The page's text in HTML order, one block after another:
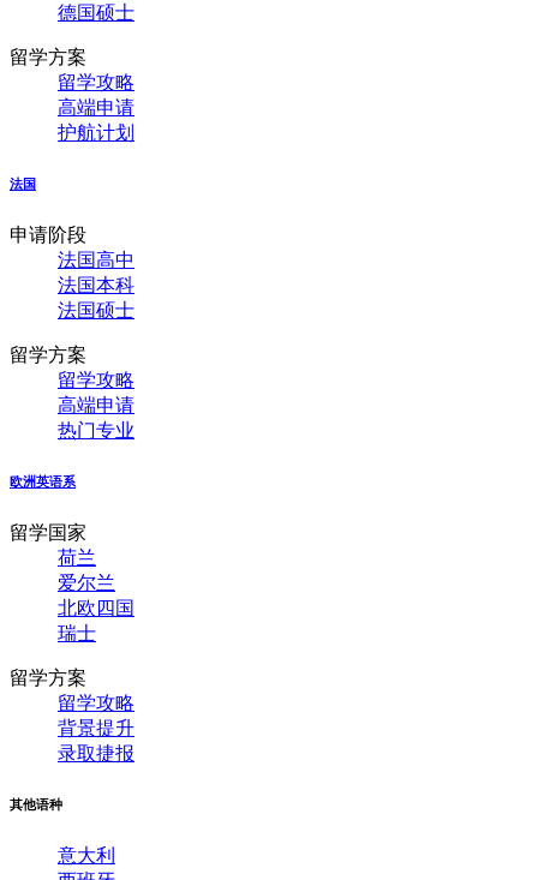
德国硕士
留学方案
留学攻略
高端申请
护航计划
法国
申请阶段
法国高中
法国本科
法国硕士
留学方案
留学攻略
高端申请
热门专业
欧洲英语系
留学国家
荷兰
爱尔兰
北欧四国
瑞士
留学方案
留学攻略
背景提升
录取捷报
其他语种
意大利